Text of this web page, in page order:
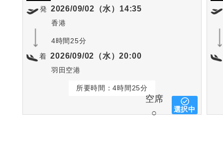
発 2026/09/02（水）14:35
香港
4時間25分
着 2026/09/02（水）20:00
羽田空港
所要時間：4時間25分
空席
○
選択中